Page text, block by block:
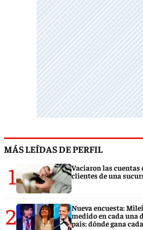
MÁS LEÍDAS DE PERFIL
1
Vaciaron las cuentas
clientes de una
2
Nueva encuesta:
medido en cada una
país: dónde gana